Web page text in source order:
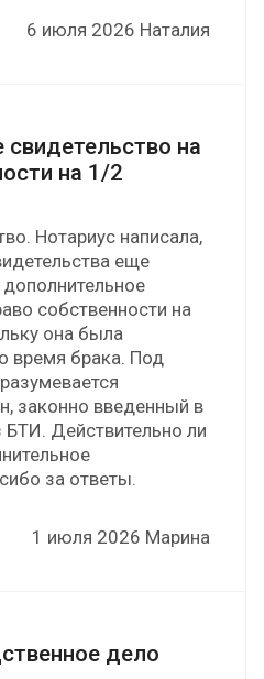
6 июля 2026 Наталия
на
на 1/2
Нотариус написала,
еще
собственности на
она была
время брака. Под
законно введенный в
БТИ. Действительно ли
за ответы.
1 июля 2026 Марина
дело